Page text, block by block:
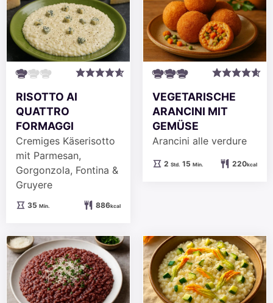
RISOTTO AI
QUATTRO
FORMAGGI
Cremiges Käserisotto
mit Parmesan,
Gorgonzola, Fontina &
Gruyere
35Minuten
Min. 886kcal
VEGETARISCHE
ARANCINI MIT
GEMÜSE
Arancini alle verdure
2Stunden
Std. 15Minuten
Min. 220kcal